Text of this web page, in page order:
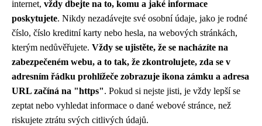
internet, vždy dbejte na to, komu a jaké informace
poskytujete. Nikdy nezadávejte své osobní údaje, jako je rodné
číslo, číslo kreditní karty nebo hesla, na webových stránkách,
kterým nedůvěřujete. Vždy se ujistěte, že se nacházíte na
zabezpečeném webu, a to tak, že zkontrolujete, zda se v
adresním řádku prohlížeče zobrazuje ikona zámku a adresa
URL začíná na "https". Pokud si nejste jisti, je vždy lepší se
zeptat nebo vyhledat informace o dané webové stránce, než
riskujete ztrátu svých citlivých údajů.